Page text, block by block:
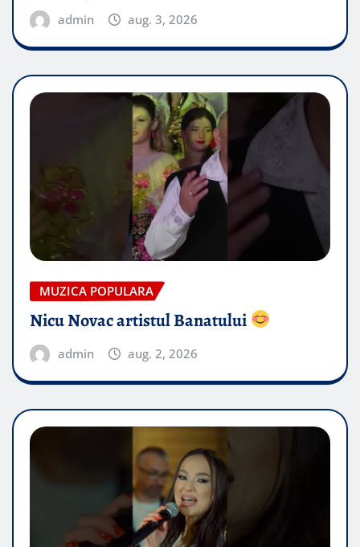
admin aug. 3, 2026
MUZICA POPULARA
Nicu Novac artistul Banatului
admin aug. 2, 2026